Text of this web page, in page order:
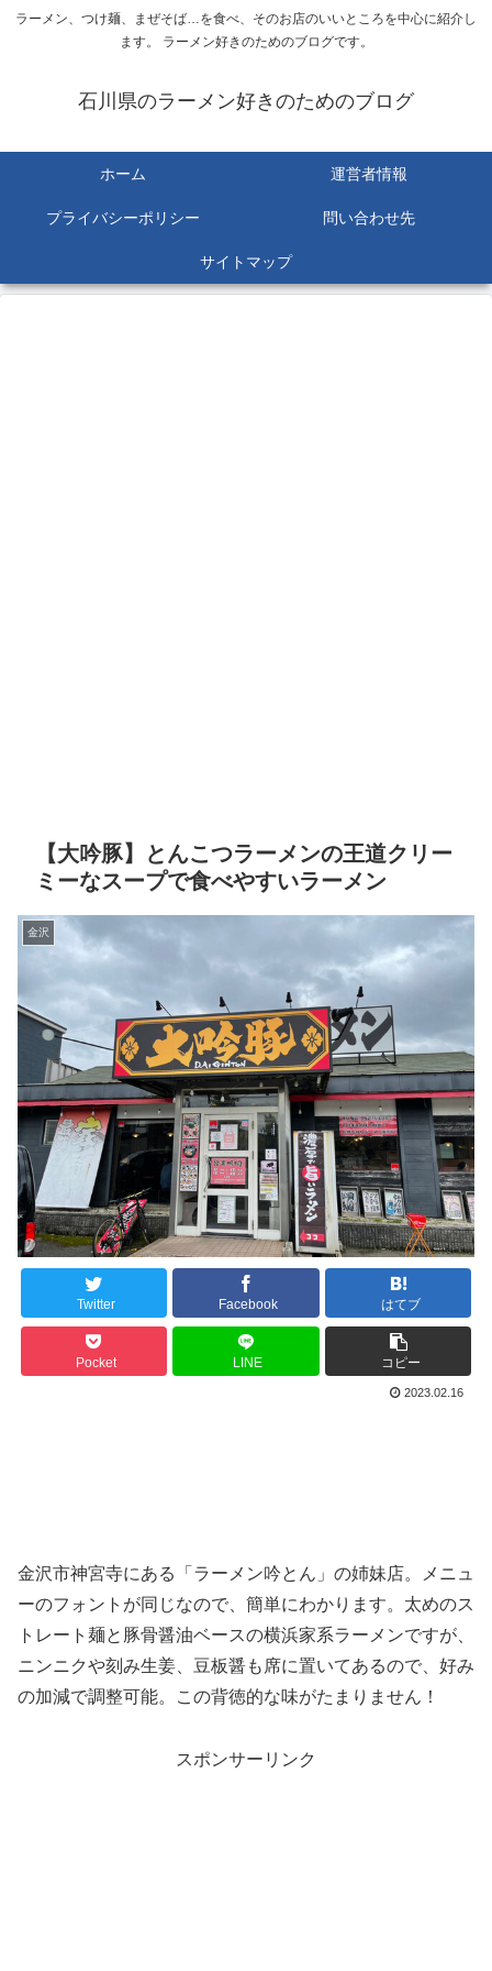
ラーメン、つけ麺、まぜそば…を食べ、そのお店のいいところを中心に紹介し
ます。 ラーメン好きのためのブログです。
石川県のラーメン好きのためのブログ
ホーム 運営者情報
プライバシーポリシー 問い合わせ先
サイトマップ
【大吟豚】とんこつラーメンの王道クリー
ミーなスープで食べやすいラーメン
金沢
Twitter Facebook はてブ
Pocket LINE コピー
2023.02.16
金沢市神宮寺にある「ラーメン吟とん」の姉妹店。メニュ
ーのフォントが同じなので、簡単にわかります。太めのス
トレート麺と豚骨醤油ベースの横浜家系ラーメンですが、
ニンニクや刻み生姜、豆板醤も席に置いてあるので、好み
の加減で調整可能。この背徳的な味がたまりません！
スポンサーリンク